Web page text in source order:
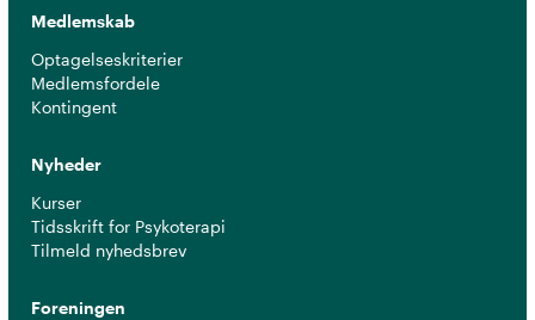
Medlemskab
Optagelseskriterier
Medlemsfordele
Kontingent
Nyheder
Kurser
Tidsskrift for Psykoterapi
Tilmeld nyhedsbrev
Foreningen